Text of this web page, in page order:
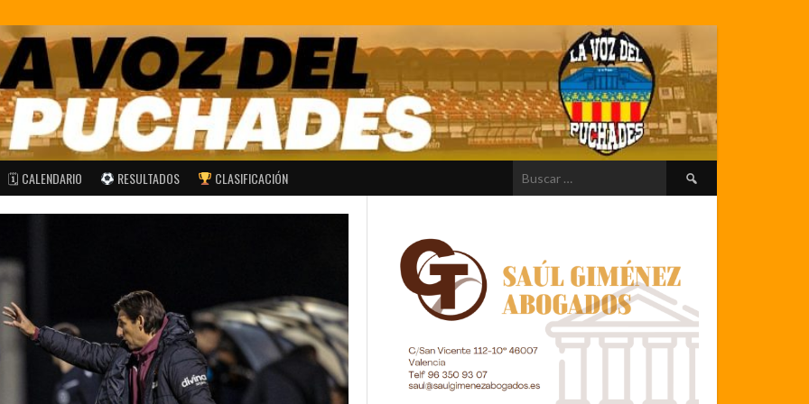
🗓 CALENDARIO RESULTADOS CLASIFICACIÓN Buscar: